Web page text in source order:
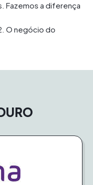
Fazemos a diferença
O negócio do